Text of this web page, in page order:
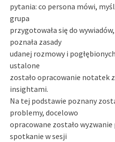
pytania: co persona mówi,
grupa
przygotowała się do
poznała zasady
udanej rozmowy i
ustalone
zostało opracowanie notatek
insightami.
Na tej podstawie poznany
problemy, docelowo
opracowane zostało
spotkanie w sesji